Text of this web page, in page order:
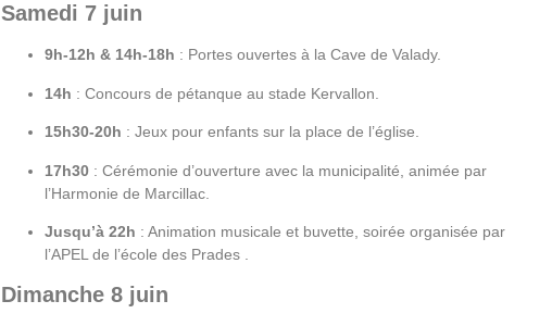
Samedi 7 juin
9h-12h & 14h-18h : Portes ouvertes à la Cave de Valady.
14h : Concours de pétanque au stade Kervallon.
15h30-20h : Jeux pour enfants sur la place de l’église.
17h30: Cérémonie d’ouverture avec la municipalité, animée par
l’Harmonie de Marcillac.
Jusqu’à 22h : Animation musicale et buvette, soirée organisée par
l’APEL de l’école des Prades .
Dimanche 8 juin